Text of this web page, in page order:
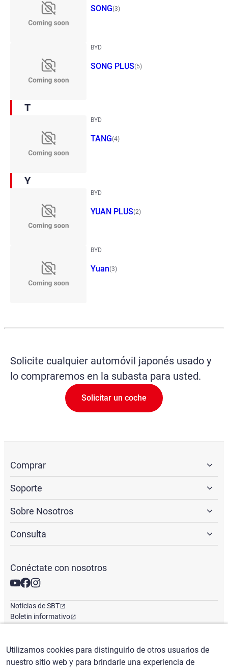
SONG(3)
BYD
SONG PLUS(5)
T
BYD
TANG(4)
Y
BYD
YUAN PLUS(2)
BYD
Yuan(3)
Solicite cualquier automóvil japonés usado y
lo compraremos en la subasta para usted.
Solicitar un coche
Comprar
Soporte
Sobre Nosotros
Consulta
Conéctate con nosotros
Noticias de SBT
Boletin informativo
Español / ($) USD
Utilizamos cookies para distinguirlo de otros usuarios de
nuestro sitio web y para brindarle una experiencia de